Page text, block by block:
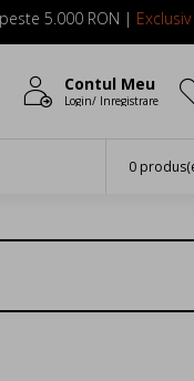
5.000 RON |
Contul Meu
Login/ Inregistrare
0